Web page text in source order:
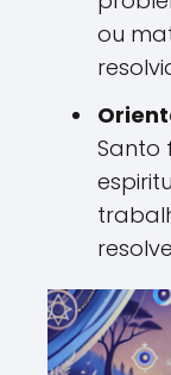
ou
Santo